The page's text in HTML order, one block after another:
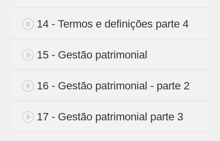
14 - Termos e definições parte 4
15 - Gestão patrimonial
16 - Gestão patrimonial - parte 2
17 - Gestão patrimonial parte 3